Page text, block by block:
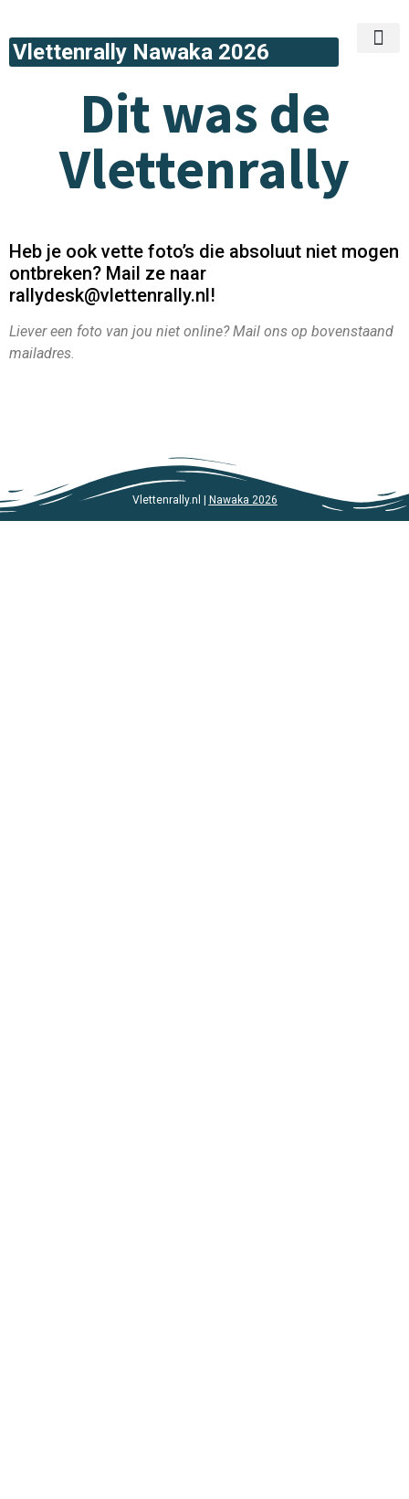
Vlettenrally Nawaka 2026
Dit was de
Vlettenrally
Heb je ook vette foto’s die absoluut niet mogen
ontbreken? Mail ze naar
rallydesk@vlettenrally.nl!
Liever een foto van jou niet online? Mail ons op bovenstaand
mailadres.
Vlettenrally.nl | Nawaka 2026